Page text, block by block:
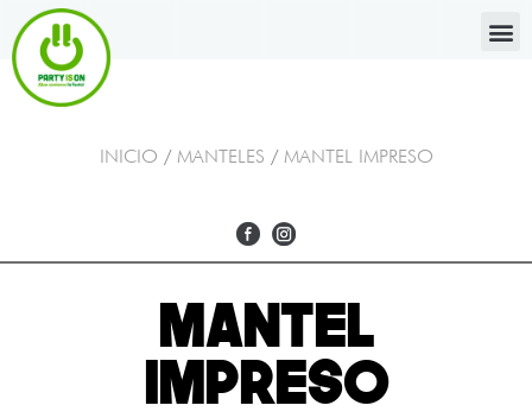
INICIO / MANTELES / MANTEL IMPRESO
MANTEL
IMPRESO